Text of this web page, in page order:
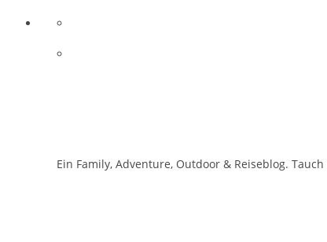
Ein Family, Adventure, Outdoor & Reiseblog.